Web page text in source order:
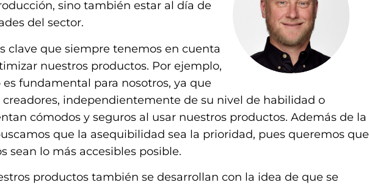
sino también estar al día de
del sector.
clave que siempre tenemos en cuenta
nuestros productos. Por ejemplo,
fundamental para nosotros, ya que
independientemente de su nivel de habilidad o
cómodos y seguros al usar nuestros productos. Además de la
que la asequibilidad sea la prioridad, pues queremos que
sean lo más accesibles posible.
productos también se desarrollan con la idea de que se